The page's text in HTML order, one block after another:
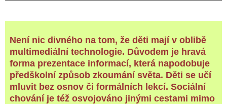
Není nic divného na tom, že děti mají v oblibě
multimediální technologie. Důvodem je hravá
forma prezentace informací, která napodobuje
předškolní způsob zkoumání světa. Děti se učí
mluvit bez osnov či formálních lekcí. Sociální
chování je též osvojováno jinými cestami mimo